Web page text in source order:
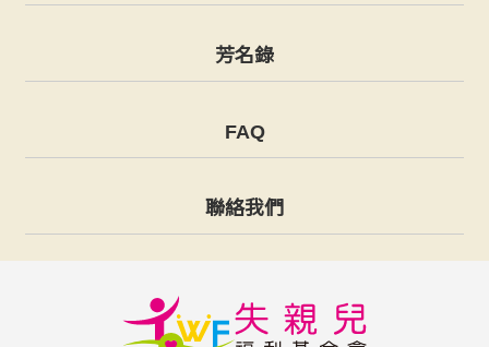
芳名錄
FAQ
聯絡我們